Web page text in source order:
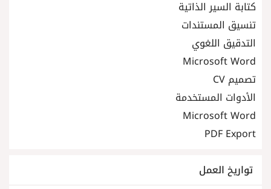
كتابة السير الذاتية
تنسيق المستندات
التدقيق اللغوي
Microsoft Word
تصميم CV
الأدوات المستخدمة
Microsoft Word
PDF Export
تواريخ العمل